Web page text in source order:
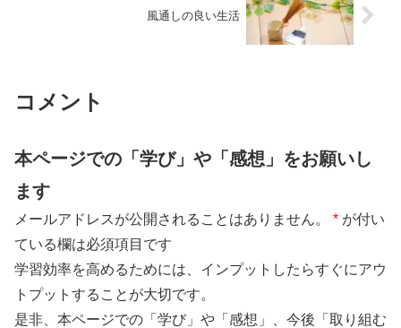
風通しの良い生活
コメント
本ページでの「学び」や「感想」をお願いし
ます
メールアドレスが公開されることはありません。 * が付い
ている欄は必須項目です
学習効率を高めるためには、インプットしたらすぐにアウ
トプットすることが大切です。
是非、本ページでの「学び」や「感想」、今後「取り組む